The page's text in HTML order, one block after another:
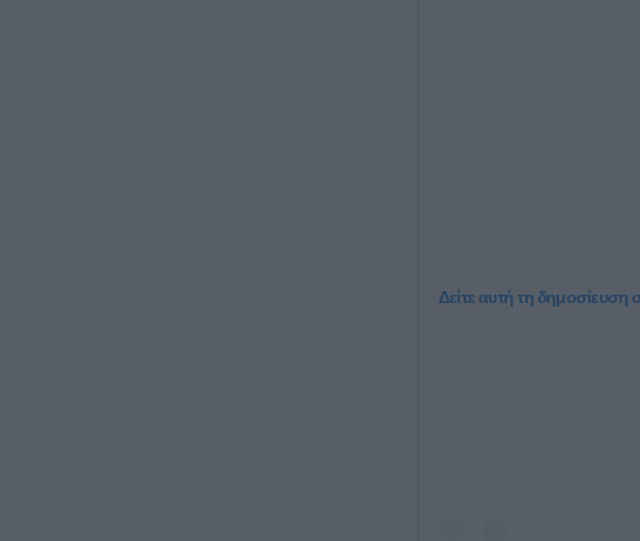
Δείτε αυτή τη δημοσίευση